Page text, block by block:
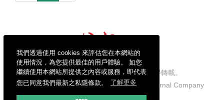
我們透過使用 cookies 來評估您在本網站的
使用情況，為您提供最佳的用戶體驗。 如您
繼續使用本網站所提供之內容或服務，即代表
您已同意我們最新之私隱條款。
了解更多
信報財經新聞有限公司版權所有，不得轉載。
Copyright © 2026 Hong Kong Economic Journal Company
Limited. All rights reserved.